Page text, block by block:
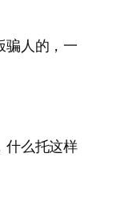
骗人的，一
什么托这样